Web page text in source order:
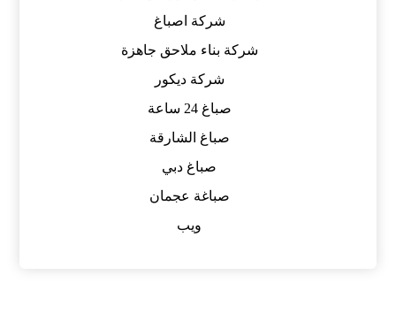
شركة اصباغ
شركة بناء ملاحق جاهزة
شركة ديكور
صباغ 24 ساعة
صباغ الشارقة
صباغ دبي
صباغة عجمان
ويب